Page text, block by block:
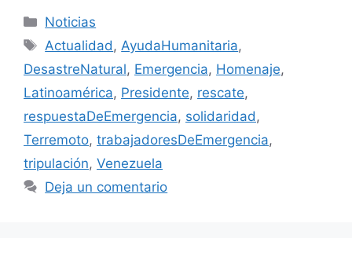
Categorías
Noticias
Etiquetas
Actualidad , AyudaHumanitaria,
DesastreNatural, Emergencia, Homenaje,
Latinoamérica, Presidente, rescate,
respuestaDeEmergencia, solidaridad ,
Terremoto, trabajadoresDeEmergencia,
tripulación, Venezuela
Deja un comentario